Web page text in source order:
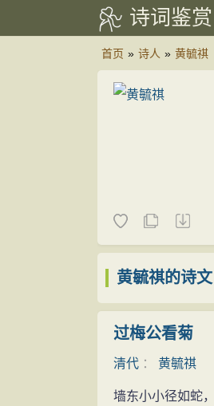
诗词鉴赏
首页 » 诗人 » 黄毓祺
黄毓祺的诗文
过梅公看菊
清代 ： 黄毓祺
墙东小小径如蛇